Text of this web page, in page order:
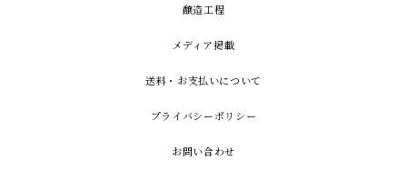
醸造工程
メディア掲載
送料・お支払いについて
プライバシーポリシー
お問い合わせ